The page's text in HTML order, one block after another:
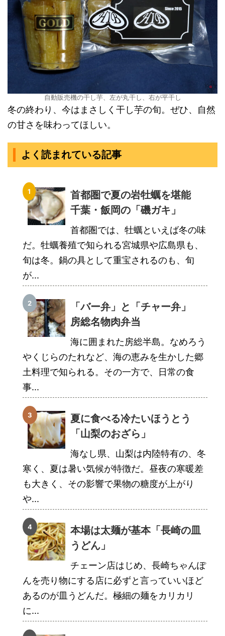
自動販売機の干し芋、左が丸干し、右が平干し
冬の終わり、今はまさしく干し芋の旬。ぜひ、自然
の甘さを味わってほしい。
よく読まれている記事
首都圏で夏の岩牡蠣を堪能
千葉・飯岡の「磯ガキ」
首都圏では、牡蠣といえば冬の味
だ。牡蠣養殖で知られる宮城県や広島県も、
旬は冬。鍋の具として重宝されるのも、旬
が...
「バー弁」と「チャー弁」
房総名物肉弁当
海に囲まれた房総半島。なめろう
やくじらのたれなど、海の恵みを生かした郷
土料理で知られる。その一方で、日常の食
事...
夏に食べる冷たいほうとう
「山梨のおざら」
海なし県、山梨は内陸特有の、冬
寒く、夏は暑い気候が特徴だ。昼夜の寒暖差
も大きく、その影響で果物の糖度が上がり
や...
本場は太麺が基本「長崎の皿
うどん」
チェーン店はじめ、長崎ちゃんぽ
んを売り物にする店に必ずと言っていいほど
あるのが皿うどんだ。極細の麺をカリカリ
に...